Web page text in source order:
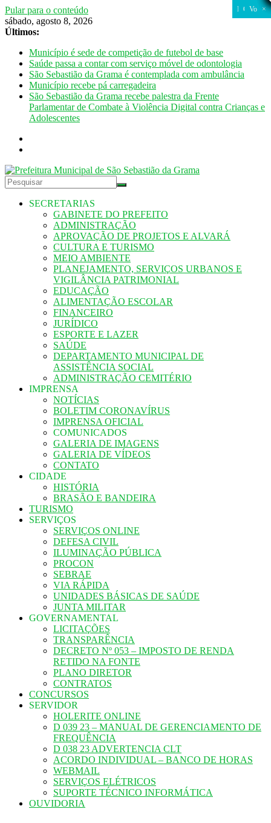
Pular para o conteúdo
sábado, agosto 8, 2026
Últimos:
Município é sede de competição de futebol de base
Saúde passa a contar com serviço móvel de odontologia
São Sebastião da Grama é contemplada com ambulância
Município recebe pá carregadeira
São Sebastião da Grama recebe palestra da Frente
Parlamentar de Combate à Violência Digital contra Crianças e
Adolescentes
SECRETARIAS
GABINETE DO PREFEITO
ADMINISTRAÇÃO
APROVAÇÃO DE PROJETOS E ALVARÁ
CULTURA E TURISMO
MEIO AMBIENTE
PLANEJAMENTO, SERVIÇOS URBANOS E
VIGILÂNCIA PATRIMONIAL
EDUCAÇÃO
ALIMENTAÇÃO ESCOLAR
FINANCEIRO
JURÍDICO
ESPORTE E LAZER
SAÚDE
DEPARTAMENTO MUNICIPAL DE
ASSISTÊNCIA SOCIAL
ADMINISTRAÇÃO CEMITÉRIO
IMPRENSA
NOTÍCIAS
BOLETIM CORONAVÍRUS
IMPRENSA OFICIAL
COMUNICADOS
GALERIA DE IMAGENS
GALERIA DE VÍDEOS
CONTATO
CIDADE
HISTÓRIA
BRASÃO E BANDEIRA
TURISMO
SERVIÇOS
SERVIÇOS ONLINE
DEFESA CIVIL
ILUMINAÇÃO PÚBLICA
PROCON
SEBRAE
VIA RÁPIDA
UNIDADES BÁSICAS DE SAÚDE
JUNTA MILITAR
GOVERNAMENTAL
LICITAÇÕES
TRANSPARÊNCIA
DECRETO Nº 053 – IMPOSTO DE RENDA
RETIDO NA FONTE
PLANO DIRETOR
CONTRATOS
CONCURSOS
SERVIDOR
HOLERITE ONLINE
D 039 23 – MANUAL DE GERENCIAMENTO DE
FREQUÊNCIA
D 038 23 ADVERTENCIA CLT
ACORDO INDIVIDUAL – BANCO DE HORAS
WEBMAIL
SERVIÇOS ELÉTRICOS
SUPORTE TÉCNICO INFORMÁTICA
OUVIDORIA
Fechar
Fechar
Fechar
CLOSE
CLOSE
CLOSE
CLOSE
CLOSE
CLOSE
CLOSE
CLOSE
FECHAR
CLOSE
CLOSE
Fechar
Fechar
CLOSE
FECHAR
CLOSE
CLOSE
CLOSE
CLOSE
CLOSE
CLOSE
CLOSE
Voltar
×
×